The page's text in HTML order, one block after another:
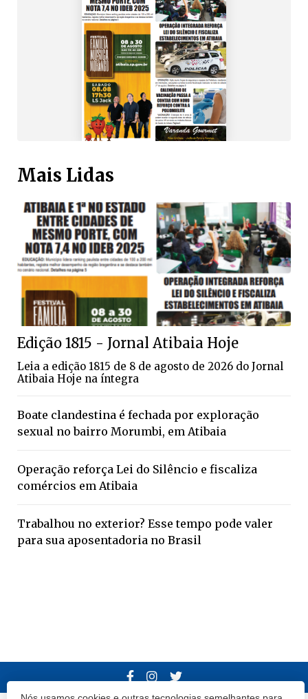
Mais Lidas
Edição 1815 - Jornal Atibaia Hoje
Leia a edição 1815 de 8 de agosto de 2026 do Jornal
Atibaia Hoje na íntegra
Boate clandestina é fechada por exploração
sexual no bairro Morumbi, em Atibaia
Operação reforça Lei do Silêncio e fiscaliza
comércios em Atibaia
Trabalhou no exterior? Esse tempo pode valer
para sua aposentadoria no Brasil